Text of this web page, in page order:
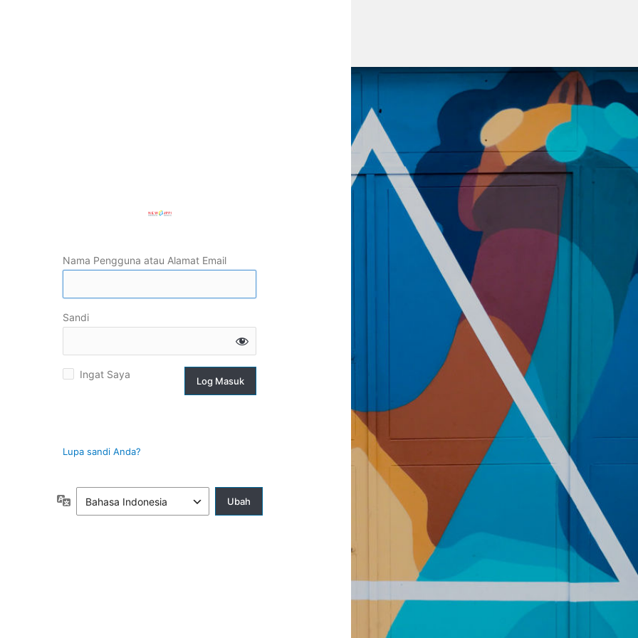
Nama Pengguna atau Alamat Email
Sandi
Ingat Saya
Lupa sandi Anda?
Bahasa